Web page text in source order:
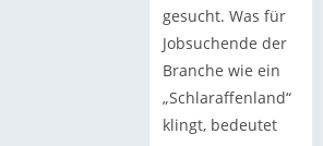
gesucht. Was für
Jobsuchende der
Branche wie ein
„Schlaraffenland“
klingt, bedeutet